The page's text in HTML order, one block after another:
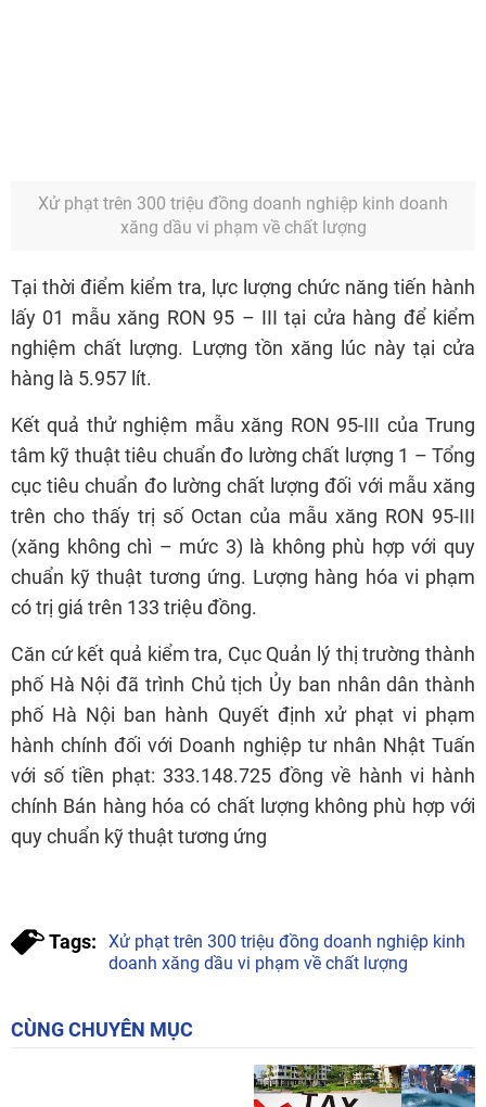
nghiệm chất lượng. Lượng tồn xăng lúc này tại cửa
Kết quả thử nghiệm mẫu xăng RON 95-III của Trung
tâm kỹ thuật tiêu chuẩn đo lường chất lượng 1 – Tổng
cục tiêu chuẩn đo lường chất lượng đối với mẫu xăng
trên cho thấy trị số Octan của mẫu xăng RON 95-III
(xăng không chì – mức 3) là không phù hợp với quy
chuẩn kỹ thuật tương ứng. Lượng hàng hóa vi phạm
có trị giá trên 133 triệu đồng.
Căn cứ kết quả kiểm tra, Cục Quản lý thị trường thành
phố Hà Nội đã trình Chủ tịch Ủy ban nhân dân thành
phố Hà Nội ban hành Quyết định xử phạt vi phạm
hành chính đối với Doanh nghiệp tư nhân Nhật Tuấn
với số tiền phạt: 333.148.725 đồng về hành vi hành
chính Bán hàng hóa có chất lượng không phù hợp với
quy chuẩn kỹ thuật tương ứng
Tags:
Xử phạt trên 300 triệu đồng doanh nghiệp kinh
doanh xăng dầu vi phạm về chất lượng
Nhiệm vụ, giải pháp trọng
tâm về cắt giảm thủ tục